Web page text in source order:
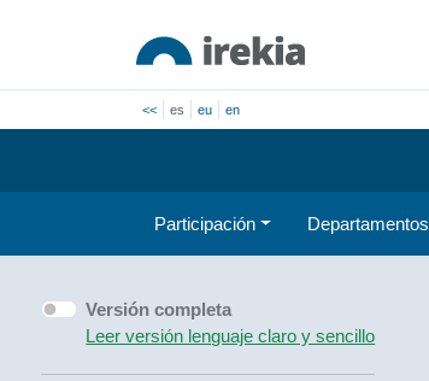
<< es eu en
Participación Departamentos
Versión completa
Leer versión lenguaje claro y sencillo